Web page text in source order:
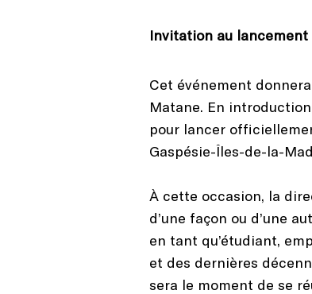
Invitation au lancement
Cet événement
Matane. En
pour lancer
Gaspésie-Îles-de-la-
À cette occasion, la
d’une façon ou d’une
en tant qu’étudiant,
et des dernières
sera le moment de se